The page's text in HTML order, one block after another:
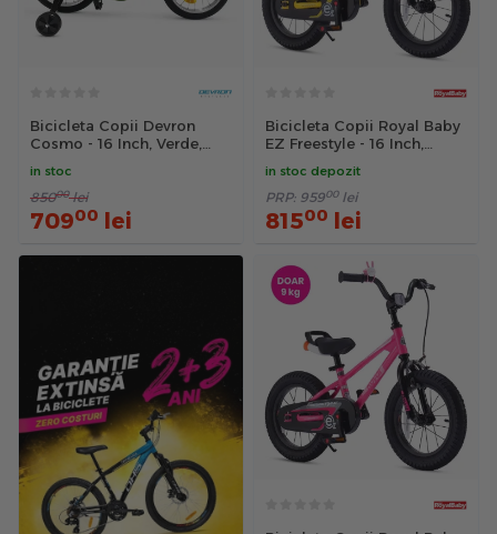
Bicicleta Copii Devron
Cosmo - 16 Inch, Verde,
in stoc
85000 lei
70900 lei
Bicicleta Copii Royal Baby
EZ Freestyle - 16 Inch,
in stoc depozit
PRP: 95900 lei
81500 lei